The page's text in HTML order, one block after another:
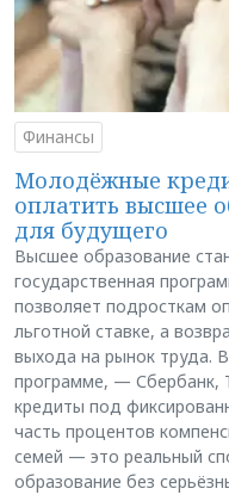
Финансы
Молодёжные
оплатить высшее
для будущего
Высшее образование
государственная
позволяет подросткам
льготной ставке, а
выхода на рынок труда.
программе, — Сбербанк,
кредиты под
часть процентов
семей — это реальный
образование без